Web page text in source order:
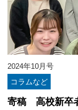
2024年10月号
コラムなど
寄稿 高校新卒